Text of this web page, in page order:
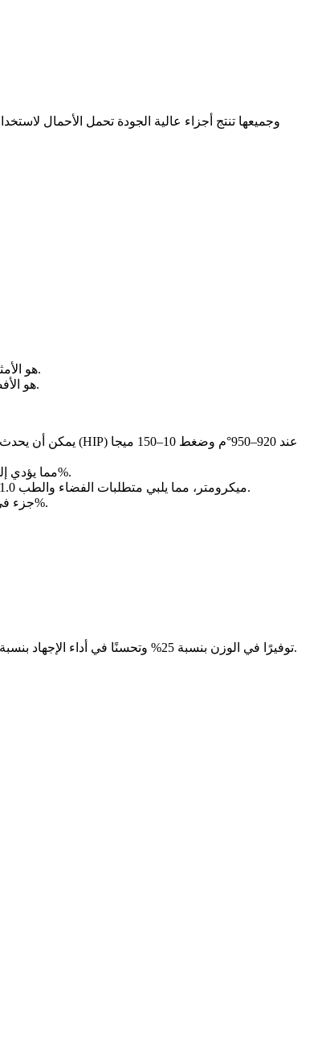
هو الأمثل لإنتاج النماذج الأولية الوظيفية، والأشكال الهندسية المعقدة، والأجزاء ذات الدرجة الطبية ذات الأداء الميكانيكي القوي والتفاصيل الدقيقة.
هو الأفضل للمكونات الهيكلية الكبيرة، حيث يوفر تحكمًا ممتازًا في البنية المجهرية ومعدلات بناء عالية للتطبيقات التي تتطلب ظروفًا حرارية قاسية.
يمكن أن يحدث الضغط المتساوي الحرارة الساخن (HIP)
يتم تقليل المسامية باستخدام معاملات ليزر مضبوطة (250–400 واط، سرعة مسح 600–1000 مم/ث)، تليها عملية HIP، مما يؤدي إلى كثافة أجزاء تتجاوز 99.9%.
بتنقية الأسطح إلى Ra 0.4–1.0 ميكرومتر، مما يلبي متطلبات الفضاء والطب.
التحكم البيئي أمر حاسم لمنع امتصاص الأكسجين—يجب معالجة المسحوق في ظروف تكون فيها نسبة O₂ < 200 جزء في المليون والرطوبة النسبية < 5%.
في تطبيق حديث للفضاء، حققت دعامات Ti-6Al-4V المبنية بتقنية SLM توفيرًا في الوزن بنسبة 25% وتحسنًا في أداء الإجهاد بنسبة 30% مقارنة بالبدائل المشغولة، مما سرّع عملية الاعتماد وخفض التكلفة.